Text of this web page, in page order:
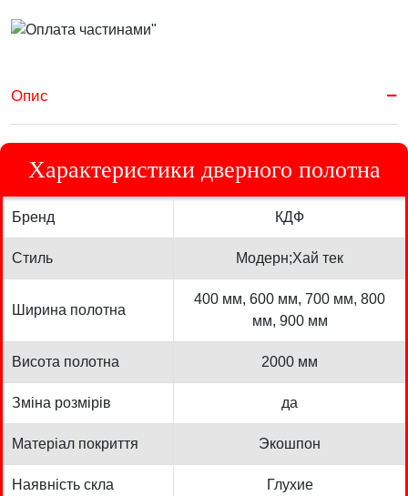
Опис
Характеристики дверного полотна
Бренд КДФ
Стиль Модерн;Хай тек
Ширина полотна
400 мм, 600 мм, 700 мм, 800
мм, 900 мм
Висота полотна 2000 мм
Зміна розмірів да
Матеріал покриття Экошпон
Наявність скла Глухие